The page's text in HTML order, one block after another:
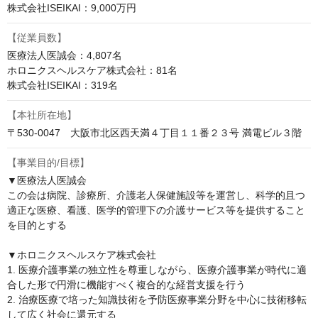
株式会社ISEIKAI：9,000万円
【従業員数】
医療法人医誠会：4,807名
ホロニクスヘルスケア株式会社：81名
株式会社ISEIKAI：319名
【本社所在地】
〒530-0047　大阪市北区西天満４丁目１１番２３号 満電ビル３階
【事業目的/目標】
▼医療法人医誠会
この会は病院、診療所、介護老人保健施設等を運営し、科学的且つ
適正な医療、看護、医学的管理下の介護サービス等を提供すること
を目的とする
▼ホロニクスヘルスケア株式会社
1. 医療介護事業の独立性を尊重しながら、医療介護事業が時代に適
合した形で円滑に機能すべく複合的な経営支援を行う
2. 治療医療で培った知識技術を予防医療事業分野を中心に技術移転
して広く社会に還元する